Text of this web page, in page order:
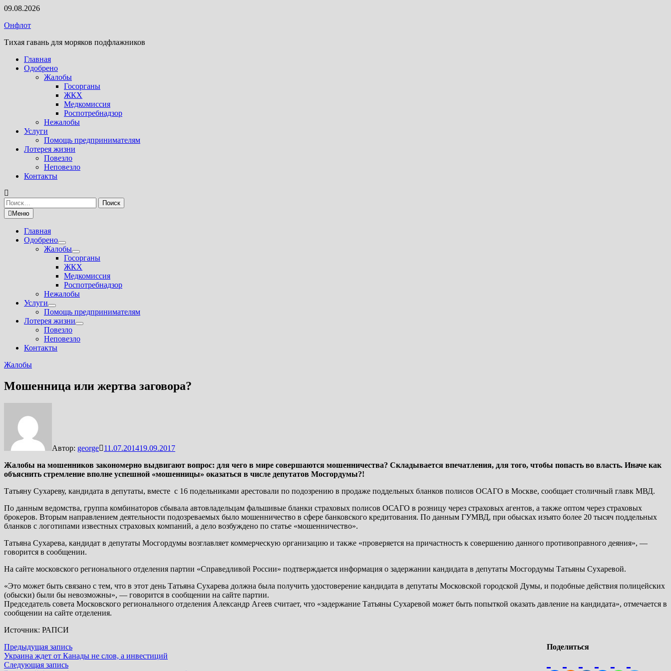
Перейти
содержимому
09.08.2026
Онфлот
Тихая гавань для моряков подфлажников
Главная
Одобрено
Жалобы
Госорганы
ЖКХ
Медкомиссия
Роспотребнадзор
Нежалобы
Услуги
Помощь предпринимателям
Лотерея жизни
Повезло
Неповезло
Контакты
Найти:
Меню
Главная
Одобрено
Показать
подменю
Жалобы
Показать
подменю
Госорганы
ЖКХ
Медкомиссия
Роспотребнадзор
Нежалобы
Услуги
Показать
подменю
Помощь предпринимателям
Лотерея жизни
Показать
Повезло
Неповезло
Контакты
Жалобы
Мошенница или жертва заговора?
Автор: george 11.07.201419.09.2017
Жалобы на мошенников закономерно выдвигают вопрос: для чего в мире совершаются мошенничества? Складывается впечатления, для того, чтобы попасть во власть. Иначе как
объяснить стремление вполне успешной «мошенницы» оказаться в числе депутатов Мосгордумы?!
Татьяну Сухареву, кандидата в депутаты, вместе с 16 подельниками арестовали по подозрению в продаже поддельных бланков полисов ОСАГО в Москве, сообщает столичный главк МВД.
По данным ведомства, группа комбинаторов сбывала автовладельцам фальшивые бланки страховых полисов ОСАГО в розницу через страховых агентов, а также оптом через страховых
брокеров. Вторым направлением деятельности подозреваемых было мошенничество в сфере банковского кредитования. По данным ГУМВД, при обысках изъято более 20 тысяч поддельных
бланков с логотипами известных страховых компаний, а дело возбуждено по статье «мошенничество».
Татьяна Сухарева, кандидат в депутаты Мосгордумы возглавляет коммерческую организацию и также «проверяется на причастность к совершению данного противоправного деяния», —
говорится в сообщении.
На сайте московского регионального отделения партии «Справедливой России» подтверждается информация о задержании кандидата в депутаты Мосгордумы Татьяны Сухаревой.
«Это может быть связано с тем, что в этот день Татьяна Сухарева должна была получить удостоверение кандидата в депутаты Московской городской Думы, и подобные действия полицейских
(обыски) были бы невозможны», — говорится в сообщении на сайте партии.
Председатель совета Московского регионального отделения Александр Агеев считает, что «задержание Татьяны Сухаревой может быть попыткой оказать давление на кандидата», отмечается в
сообщении на сайте отделения.
Источник: РАПСИ
Поделиться
Навигация
по
Предыдущая записьПредыдущая
запись:
Украина ждет от Канады не слов, а инвестиций
Следующая записьСледующая